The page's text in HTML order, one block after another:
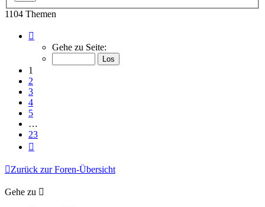
1104 Themen
von
Gehe zu Seite:
1
2
3
4
5
…
23
Zurück zur Foren-Übersicht
Gehe zu